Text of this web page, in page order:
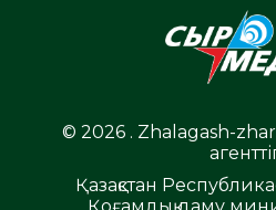
© 2026 . Zhalagash-
Қазақстан